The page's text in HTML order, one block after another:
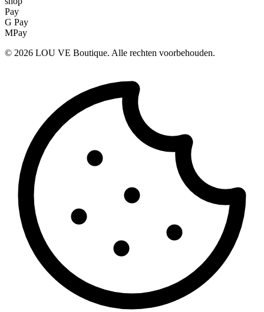
Pay
G Pay
MPay
© 2026 LOU VE Boutique. Alle rechten voorbehouden.